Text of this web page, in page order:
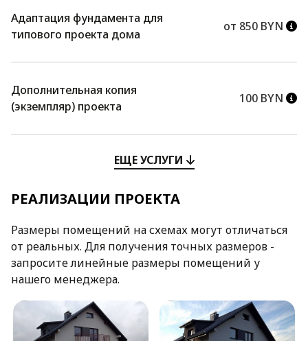
Адаптация фундамента для
типового проекта дома
от 850 BYN
Дополнительная копия
(экземпляр) проекта
100 BYN
ЕЩЕ УСЛУГИ
РЕАЛИЗАЦИИ ПРОЕКТА
Размеры помещений на схемах могут отличаться
от реальных. Для получения точных размеров -
запросите линейные размеры помещений у
нашего менеджера.